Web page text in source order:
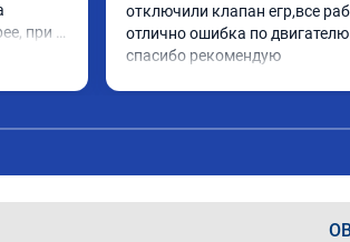
при
отключили клапан егр,все
отлично ошибка по
спасибо рекомендую